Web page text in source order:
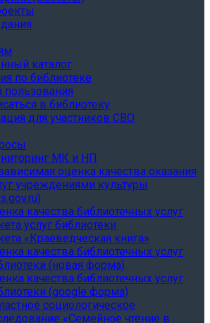
каталог
по библиотеке
пользования
в библиотеку
для участников СВО
МК и НП
оценка качества оказания
учреждениями культуры
качества библиотечных услуг
услуг библиотеки
«Краеведческая книга»
качества библиотечных услуг
(новая форма)
качества библиотечных услуг
(google форма)
социологическое
«Семейное чтение в